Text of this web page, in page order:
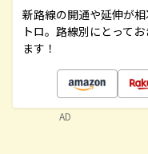
新路線の開通や延伸が
トロ。路線別にとって
ます！
AD